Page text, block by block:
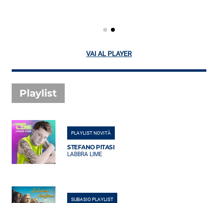
VAI AL PLAYER
Playlist
PLAYLIST NOVITÀ
STEFANO PITASI
LABBRA LIME
SUBASIO PLAYLIST